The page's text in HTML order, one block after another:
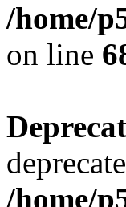
/home/
on line
/home/